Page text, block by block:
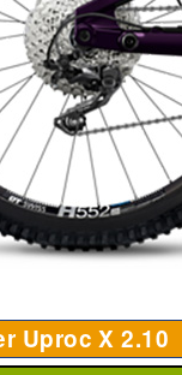
Uproc X 2.10